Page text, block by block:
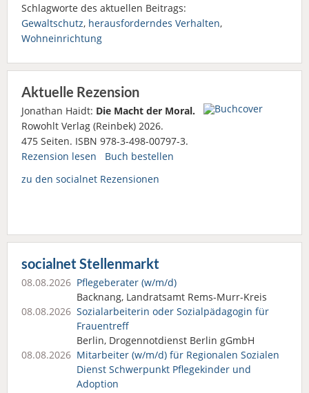
Schlagworte des aktuellen Beitrags:
Gewaltschutz, herausforderndes Verhalten,
Wohneinrichtung
Aktuelle Rezension
Jonathan Haidt: Die Macht der Moral.
Rowohlt Verlag (Reinbek) 2026.
475 Seiten. ISBN 978-3-498-00797-3.
Rezension lesen
Buch bestellen
zu den socialnet Rezensionen
socialnet Stellenmarkt
08.08.2026 Pflegeberater (w/m/d)
Backnang, Landratsamt Rems-Murr-Kreis
08.08.2026 Sozialarbeiterin oder Sozialpädagogin für
Frauentreff
Berlin, Drogennotdienst Berlin gGmbH
08.08.2026 Mitarbeiter (w/m/d) für Regionalen Sozialen
Dienst Schwerpunkt Pflegekinder und
Adoption